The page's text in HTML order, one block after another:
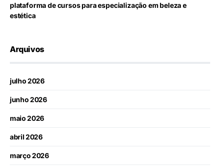
plataforma de cursos para especialização em beleza e
estética
Arquivos
julho 2026
junho 2026
maio 2026
abril 2026
março 2026